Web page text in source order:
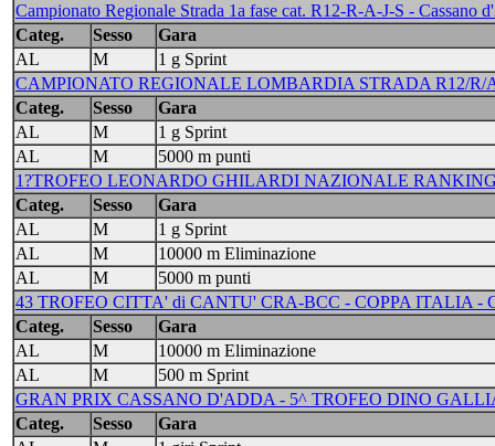
Campionato Regionale Strada 1a fase cat. R12-R-A-J-S - Cassano
Categ.
Sesso
Gara
AL
M
1 g Sprint
CAMPIONATO REGIONALE LOMBARDIA STRADA R12/R/
Categ.
Sesso
Gara
AL
M
1 g Sprint
AL
M
5000 m punti
1?TROFEO LEONARDO GHILARDI NAZIONALE
Categ.
Sesso
Gara
AL
M
1 g Sprint
AL
M
10000 m Eliminazione
AL
M
5000 m punti
43 TROFEO CITTA' di CANTU' CRA-BCC - COPPA ITALIA -
Categ.
Sesso
Gara
AL
M
10000 m Eliminazione
AL
M
500 m Sprint
GRAN PRIX CASSANO D'ADDA - 5^ TROFEO DINO
Categ.
Sesso
Gara